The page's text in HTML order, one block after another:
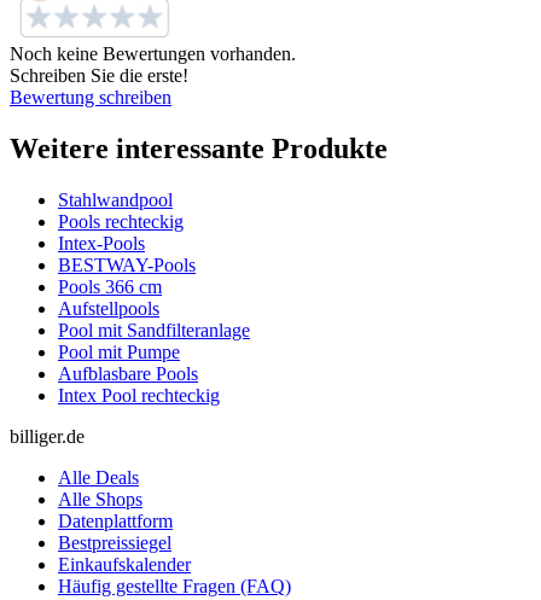
Noch keine Bewertungen vorhanden.
Schreiben Sie die erste!
Bewertung schreiben
Weitere interessante Produkte
Stahlwandpool
Pools rechteckig
Intex-Pools
BESTWAY-Pools
Pools 366 cm
Aufstellpools
Pool mit Sandfilteranlage
Pool mit Pumpe
Aufblasbare Pools
Intex Pool rechteckig
billiger.de
Alle Deals
Alle Shops
Datenplattform
Bestpreissiegel
Einkaufskalender
Häufig gestellte Fragen (FAQ)